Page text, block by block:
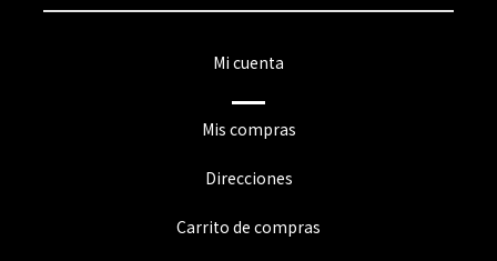
Mi cuenta
Mis compras
Direcciones
Carrito de compras